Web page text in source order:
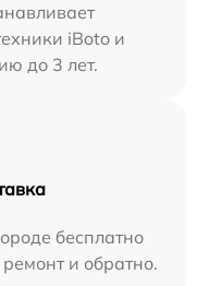
iBoto и
до 3 лет.
бесплатно
и обратно.